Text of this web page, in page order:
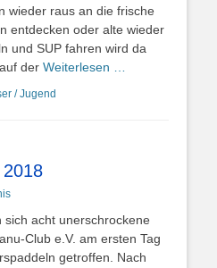
wieder raus an die frische
entdecken oder alte wieder
und SUP fahren wird da
der Weiterlesen …
/ Jugend
acht unerschrockene
Club e.V. am ersten Tag
getroffen. Nach